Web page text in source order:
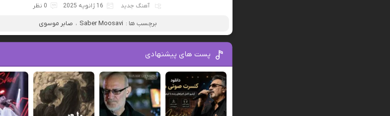
آهنگ جدید 16 ژانویه 2025 0 نظر
برچسب ها : Saber Moosavi ، صابر موسوی
پست های پیشنهادی